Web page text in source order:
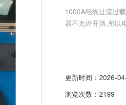
1000A电线过流过
器不允许开路,所以
更新时间：2026-
浏览次数：2199